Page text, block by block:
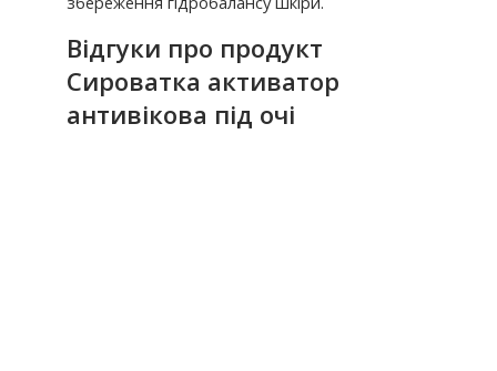
Відгуки про продукт
Сироватка активатор
антивікова під очі